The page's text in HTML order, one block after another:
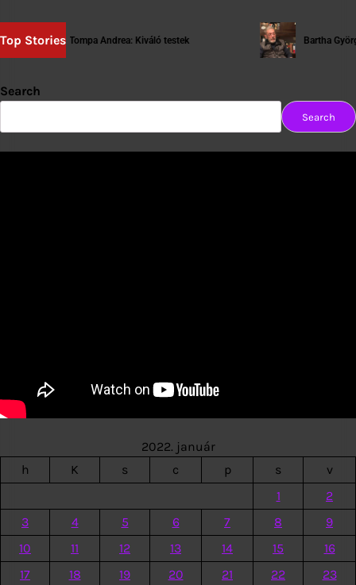
Top StoriesTompa Andrea: Kiváló testek Bartha György:
Search
Search
2022. január
h
K s c p s
v
1
2
3
4 5 6 7 8
9
10
11 12 13 14 15
16
17
18 19 20 21 22
23